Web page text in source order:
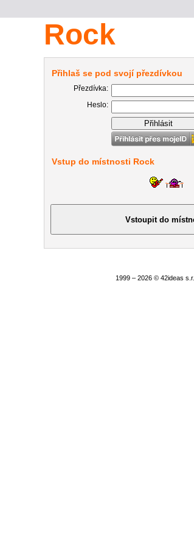
Rock
Přihlaš se pod svojí přezdívkou
Přezdívka:
Heslo:
Vstup do místnosti Rock
1999 – 2026 © 42ideas